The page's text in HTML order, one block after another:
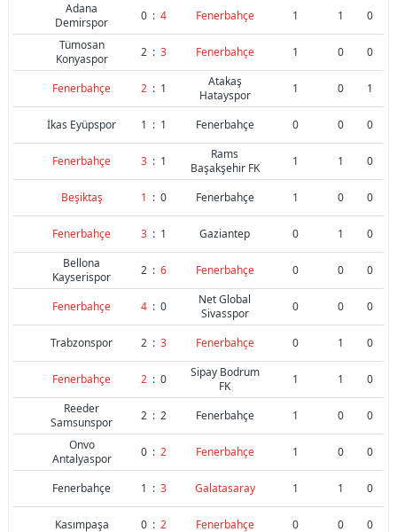
Adana
Demirspor
0 : 4 Fenerbahçe 1 1
0
Tümosan
Konyaspor
2 : 3 Fenerbahçe 1 0 0
Fenerbahçe 2 : 1
Atakaş
Hatayspor
1 0 1
İkas Eyüpspor 1 : 1 Fenerbahçe 0 0 0
Fenerbahçe 3 : 1
Rams
Başakşehir FK
1 1 0
Beşiktaş 1 : 0 Fenerbahçe 1 0 0
Fenerbahçe 3 : 1 Gaziantep 0 1
0
Bellona
Kayserispor
2 : 6 Fenerbahçe 0 0 0
Fenerbahçe 4 : 0
Net Global
Sivasspor
0 0 0
Trabzonspor 2 : 3 Fenerbahçe 0 1 0
Fenerbahçe 2 : 0
Sipay Bodrum
FK
1 1
0
Reeder
Samsunspor
2 : 2 Fenerbahçe 1 0
0
Onvo
Antalyaspor
0 : 2 Fenerbahçe 1 0 0
Fenerbahçe 1 : 3 Galatasaray 1 1 0
Kasımpaşa 0 : 2 Fenerbahçe 0 0 0